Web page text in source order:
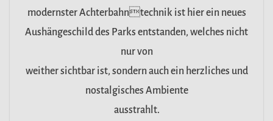
modernster Achterbahntechnik ist hier ein neues
Aushängeschild des Parks entstanden, welches nicht
nur von
weither sichtbar ist, sondern auch ein herzliches und
nostalgisches Ambiente
ausstrahlt.